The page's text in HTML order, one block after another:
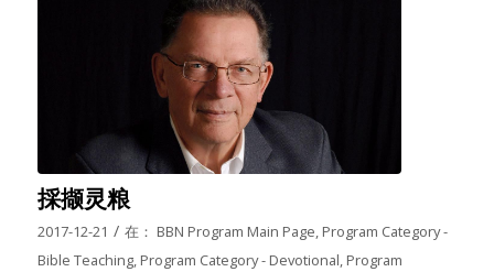
採撷灵粮
2017-12-21 / 在： BBN Program Main Page, Program Category -
Bible Teaching, Program Category - Devotional, Program